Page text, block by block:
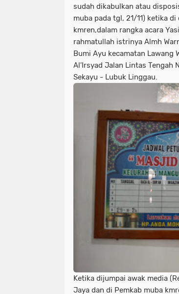
sudah dikabulkan atau
muba pada tgl, 21/11) ketika
kmren,dalam rangka acara
rahmatullah istrinya Almh
Bumi Ayu kecamatan Lawang
Al'Irsyad Jalan Lintas Tengah
Sekayu - Lubuk Linggau.
Ketika dijumpai awak media
Jaya dan di Pemkab muba